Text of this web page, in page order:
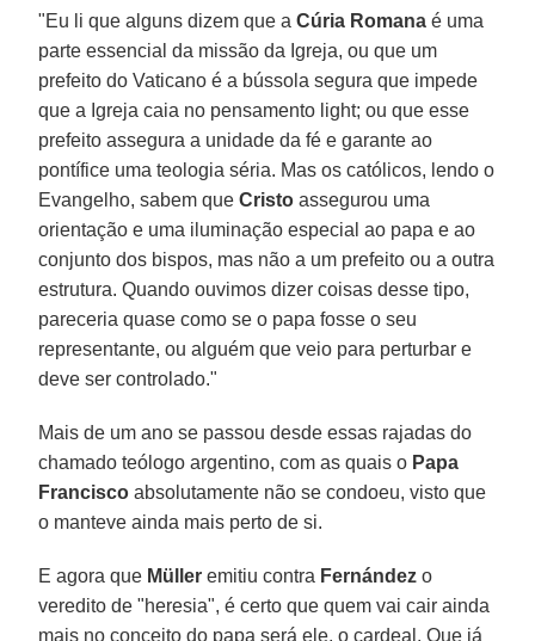
"Eu li que alguns dizem que aCúria Romana é uma
parte essencial da missão da Igreja, ou que um
prefeito do Vaticano é a bússola segura que impede
que a Igreja caia no pensamento light; ou que esse
prefeito assegura a unidade da fé e garante ao
pontífice uma teologia séria. Mas os católicos, lendo o
Evangelho, sabem queCristo assegurou uma
orientação e uma iluminação especial ao papa e ao
conjunto dos bispos, mas não a um prefeito ou a outra
estrutura. Quando ouvimos dizer coisas desse tipo,
pareceria quase como se o papa fosse o seu
representante, ou alguém que veio para perturbar e
deve ser controlado."
Mais de um ano se passou desde essas rajadas do
chamado teólogo argentino, com as quais o Papa
Francisco absolutamente não se condoeu, visto que
o manteve ainda mais perto de si.
E agora que Müller emitiu contra Fernández o
veredito de "heresia", é certo que quem vai cair ainda
mais no conceito do papa será ele, o cardeal. Que já